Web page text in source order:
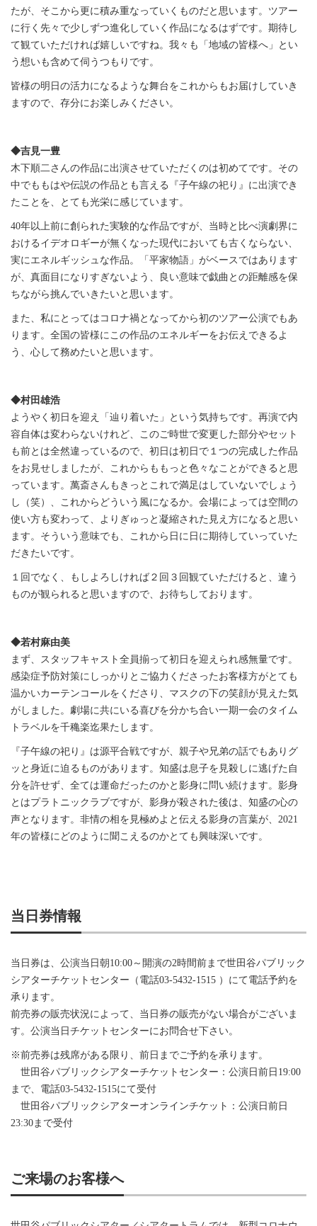
たが、そこから更に積み重なっていくものだと思います。ツアー
に行く先々で少しずつ進化していく作品になるはずです。期待し
て観ていただければ嬉しいですね。我々も「地域の皆様へ」とい
う想いも含めて伺うつもりです。
皆様の明日の活力になるような舞台をこれからもお届けしていき
ますので、存分にお楽しみください。
◆吉見一豊
木下順二さんの作品に出演させていただくのは初めてです。その
中でももはや伝説の作品とも言える『子午線の祀り』に出演でき
たことを、とても光栄に感じています。
40年以上前に創られた実験的な作品ですが、当時と比べ演劇界に
おけるイデオロギーが無くなった現代においても古くならない、
実にエネルギッシュな作品。「平家物語」がベースではあります
が、真面目になりすぎないよう、良い意味で戯曲との距離感を保
ちながら挑んでいきたいと思います。
また、私にとってはコロナ禍となってから初のツアー公演でもあ
ります。全国の皆様にこの作品のエネルギーをお伝えできるよ
う、心して務めたいと思います。
◆村田雄浩
ようやく初日を迎え「辿り着いた」という気持ちです。再演で内
容自体は変わらないけれど、このご時世で変更した部分やセット
も前とは全然違っているので、初日は初日で１つの完成した作品
をお見せしましたが、これからももっと色々なことができると思
っています。萬斎さんもきっとこれで満足はしていないでしょう
し（笑）、これからどういう風になるか。会場によっては空間の
使い方も変わって、よりぎゅっと凝縮された見え方になると思い
ます。そういう意味でも、これから日に日に期待していっていた
だきたいです。
１回でなく、もしよろしければ２回３回観ていただけると、違う
ものが観られると思いますので、お待ちしております。
◆若村麻由美
まず、スタッフキャスト全員揃って初日を迎えられ感無量です。
感染症予防対策にしっかりとご協力くださったお客様方がとても
温かいカーテンコールをくださり、マスクの下の笑顔が見えた気
がしました。劇場に共にいる喜びを分かち合い一期一会のタイム
トラベルを千穐楽迄果たします。
『子午線の祀り』は源平合戦ですが、親子や兄弟の話でもありグ
ッと身近に迫るものがあります。知盛は息子を見殺しに逃げた自
分を許せず、全ては運命だったのかと影身に問い続けます。影身
とはプラトニックラブですが、影身が殺された後は、知盛の心の
声となります。非情の相を見極めよと伝える影身の言葉が、2021
年の皆様にどのように聞こえるのかとても興味深いです。
当日券情報
当日券は、公演当日朝10:00～開演の2時間前まで世田谷パブリック
シアターチケットセンター（電話03-5432-1515 ）にて電話予約を
承ります。
前売券の販売状況によって、当日券の販売がない場合がございま
す。公演当日チケットセンターにお問合せ下さい。
※前売券は残席がある限り、前日までご予約を承ります。
世田谷パブリックシアターチケットセンター：公演日前日19:00
まで、電話03-5432-1515にて受付
世田谷パブリックシアターオンラインチケット：公演日前日
23:30まで受付
ご来場のお客様へ